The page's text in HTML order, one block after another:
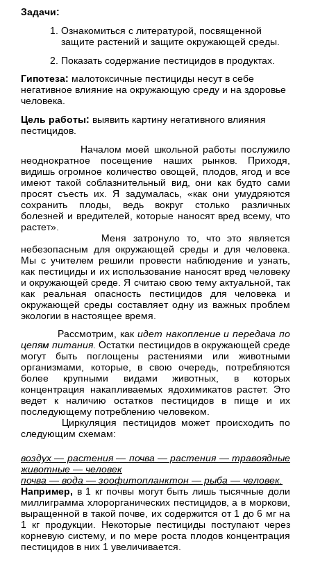
Задачи:
Ознакомиться с литературой, посвященной
защите растений и защите окружающей среды.
Показать содержание пестицидов в продуктах.
Гипотеза: малотоксичные пестициды несут в себе
негативное влияние на окружающую среду и на здоровье
человека.
Цель работы: выявить картину негативного влияния
пестицидов.
Началом моей школьной работы послужило
неоднократное посещение наших рынков. Приходя,
видишь огромное количество овощей, плодов, ягод и все
имеют такой соблазнительный вид, они как будто сами
просят съесть их. Я задумалась, «как они умудряются
сохранить плоды, ведь вокруг столько различных
болезней и вредителей, которые наносят вред всему, что
растет».
Меня затронуло то, что это является
небезопасным для окружающей среды и для человека.
Мы с учителем решили провести наблюдение и узнать,
как пестициды и их использование наносят вред человеку
и окружающей среде. Я считаю свою тему актуальной, так
как реальная опасность пестицидов для человека и
окружающей среды составляет одну из важных проблем
экологии в настоящее время.
Рассмотрим, как идет накопление и передача по
цепям питания. Остатки пестицидов в окружающей среде
могут быть поглощены растениями или животными
организмами, которые, в свою очередь, потребляются
более крупными видами животных, в которых
концентрация накапливаемых ядохимикатов растет. Это
ведет к наличию остатков пестицидов в пище и их
последующему потреблению человеком.
Циркуляция пестицидов может происходить по
следующим схемам:
воздух — растения — почва — растения — травоядные
животные — человек
почва — вода — зоофитопланктон — рыба — человек.
Например, в 1 кг почвы могут быть лишь тысячные доли
миллиграмма хлорорганических пестицидов, а в моркови,
выращенной в такой почве, их содержится от 1 до 6 мг на
1 кг продукции. Некоторые пестициды поступают через
корневую систему, и по мере роста плодов концентрация
пестицидов в них 1 увеличивается.